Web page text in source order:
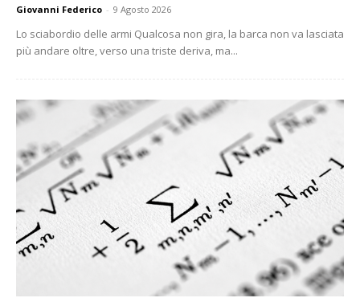
Giovanni Federico - 9 Agosto 2026
Lo sciabordio delle armi Qualcosa non gira, la barca non va lasciata
più andare oltre, verso una triste deriva, ma...